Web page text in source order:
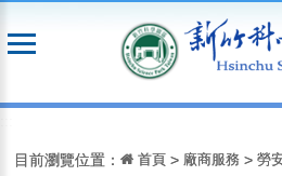
到
目前瀏覽位置： 首頁 > 廠商服務 >勞